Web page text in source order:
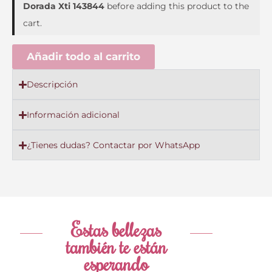
Dorada Xti 143844 before adding this product to the
cart.
Añadir todo al carrito
Descripción
Información adicional
¿Tienes dudas? Contactar por WhatsApp
Estas bellezas
también te están
esperando